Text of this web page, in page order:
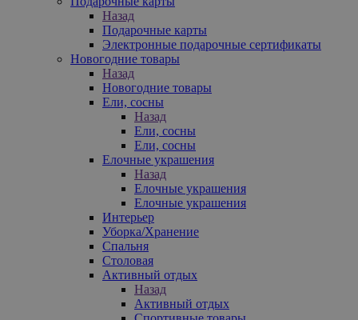
Назад
Подарочные карты
Электронные подарочные сертификаты
Новогодние товары
Назад
Новогодние товары
Ели, сосны
Назад
Ели, сосны
Ели, сосны
Елочные украшения
Назад
Елочные украшения
Елочные украшения
Интерьер
Уборка/Хранение
Спальня
Столовая
Активный отдых
Назад
Активный отдых